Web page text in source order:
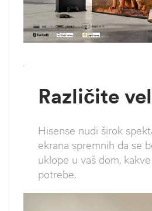
`
Različite
Hisense nudi širok
ekrana spremnih da se
uklope u vaš dom,
potrebe.